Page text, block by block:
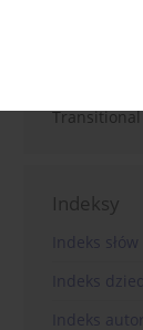
The
Priority?
Indeksy
Indeks
Indeks
Indeks